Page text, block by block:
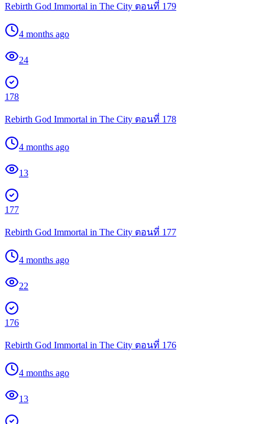
Rebirth God Immortal in The City ตอนที่ 179
4 months ago
24
178
Rebirth God Immortal in The City ตอนที่ 178
4 months ago
13
177
Rebirth God Immortal in The City ตอนที่ 177
4 months ago
22
176
Rebirth God Immortal in The City ตอนที่ 176
4 months ago
13